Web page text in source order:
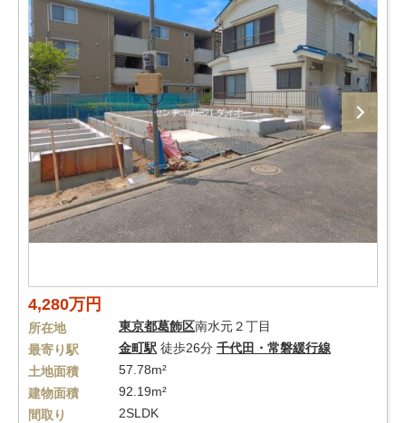
4,280万円
所在地 東京都葛飾区南水元２丁目
最寄り駅
金町駅 徒歩26分 千代田・常磐緩行線
土地面積
57.78m²
建物面積
92.19m²
間取り
2SLDK